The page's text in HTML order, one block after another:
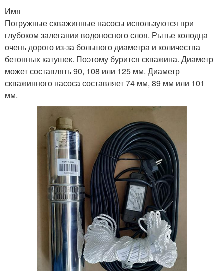
Имя
Погружные скважинные насосы используются при
глубоком залегании водоносного слоя. Рытье колодца
очень дорого из-за большого диаметра и количества
бетонных катушек. Поэтому бурится скважина. Диаметр
может составлять 90, 108 или 125 мм. Диаметр
скважинного насоса составляет 74 мм, 89 мм или 101
мм.